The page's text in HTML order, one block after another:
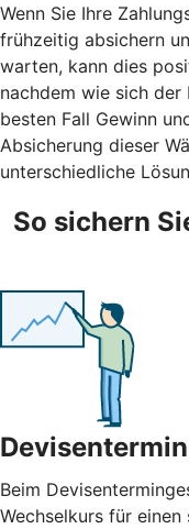
Wenn Sie Ihre
frühzeitig absichern
warten, kann dies
nachdem wie sich der
besten Fall Gewinn
Absicherung dieser
unterschiedliche
So sichern
Beim
Wechselkurs für